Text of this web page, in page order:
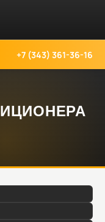
+7 (343) 361-36-16